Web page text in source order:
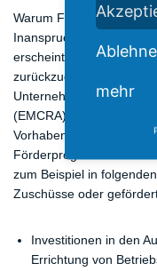
Warum Fördermittel in
Inanspruchnahme von
erscheint, so lohnt es
zurückzugreifen. Mit
Unternehmen zeigen
(EMCRA) auf, welche
Vorhaben durch
Förderprogrammen und
zum Beispiel in
Zuschüsse oder
Investitionen in den
Errichtung von
mehr